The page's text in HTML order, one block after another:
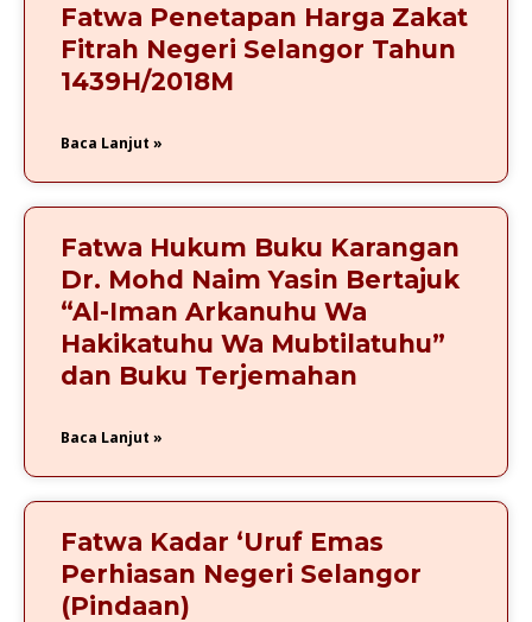
Fatwa Penetapan Harga Zakat
Fitrah Negeri Selangor Tahun
1439H/2018M
Baca Lanjut »
Fatwa Hukum Buku Karangan
Dr. Mohd Naim Yasin Bertajuk
“Al-Iman Arkanuhu Wa
Hakikatuhu Wa Mubtilatuhu”
dan Buku Terjemahan
Baca Lanjut »
Fatwa Kadar ‘Uruf Emas
Perhiasan Negeri Selangor
(Pindaan)